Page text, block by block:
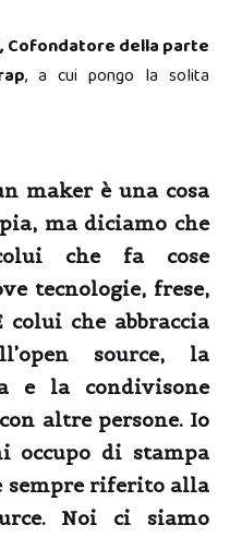
Cofondatore della parte
, a cui pongo la solita
maker è una cosa
ma diciamo che
che fa cose
tecnologie, frese,
colui che abbraccia
source, la
e la condivisone
altre persone. Io
occupo di stampa
sempre riferito alla
Noi ci siamo